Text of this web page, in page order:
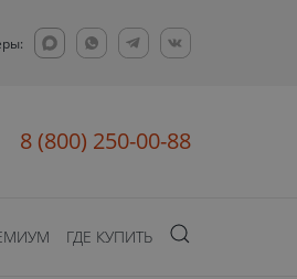
8 (800) 250-00-88
ГДЕ КУПИТЬ